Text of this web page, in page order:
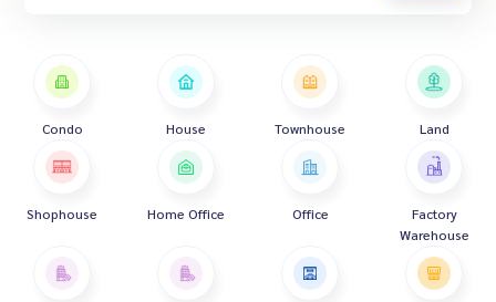
Condo House Townhouse Land
Shophouse Home Office Office
Factory
Warehouse